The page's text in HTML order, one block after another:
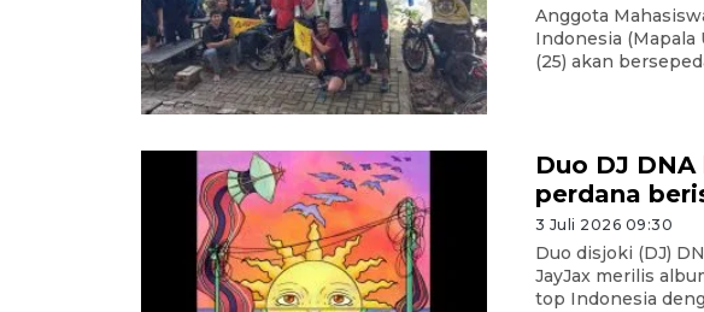
Anggota
Indonesia (Mapala
(25) akan
Duo DJ
perdana
3 Juli 2026 09:30
Duo disjoki (DJ)
JayJax merilis
top Indonesia